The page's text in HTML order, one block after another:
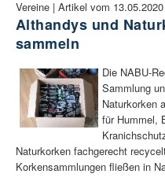
Vereine | Artikel vom 13.05.2020
Althandys und
sammeln
Die NABU-
Sammlung
Naturkorken
für Hummel,
Naturkorken fachgerecht
Korkensammlungen fließen in